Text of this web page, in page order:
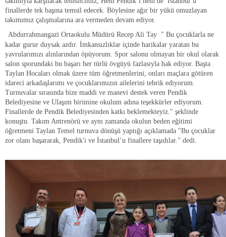
finallerde tek başına temsil edecek. Böylesine ağır bir yükü omuzlayan
takımımız çalışmalarına ara vermeden devam ediyor.
Abdurrahmangazi Ortaokulu Müdürü Recep Ali Tay " Bu çocuklarla ne
kadar gurur duysak azdır. İmkansızlıklar içinde harikalar yaratan bu
yavrularımızı alınlarından öpüyorum. Spor salonu olmayan bir okul olarak
salon sporundaki bu başarı her türlü övgüyü fazlasıyla hak ediyor. Başta
Taylan Hocaları olmak üzere tüm öğretmenlerini, onları maçlara götüren
idareci arkadaşlarımı ve çocuklarımızın ailelerini tebrik ediyorum.
Turnuvalar sırasında bize maddi ve manevi destek veren Pendik
Belediyesine ve Ulaşım birimine okulum adına teşekkürler ediyorum.
Finallerde de Pendik Belediyesinden katkı beklemekteyiz." şeklinde
konuştu. Takım Antrenörü ve aynı zamanda okulun beden eğitimi
öğretmeni Taylan Temel turnuva dönüşü yaptığı açıklamada "Bu çocuklar
zor olanı başararak, Pendik'i ve İstanbul’u finallere taşıdılar." dedi.